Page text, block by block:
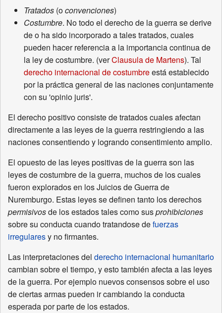
Tratados (oconvenciones)
Costumbre. No todo el derecho de la guerra se derive
de o ha sido incorporado a tales tratados, cuales
pueden hacer referencia a la importancia continua de
la ley de costumbre. (verClausula de Martens). Tal
derecho internacional de costumbreestá establecido
por la práctica general de las naciones conjuntamente
con su 'opinio juris'.
El derecho positivo consiste de tratados cuales afectan
directamente a las leyes de la guerra restringiendo a las
naciones consentiendo y logrando consentimiento amplio.
El opuesto de las leyes positivas de la guerra son las
leyes de costumbre de la guerra, muchos de los cuales
fueron explorados en los Juicios de Guerra de
Nuremburgo. Estas leyes se definen tanto los derechos
permisivosde los estados tales como susprohibiciones
sobre su conducta cuando tratandose defuerzas
irregularesy no firmantes.
Las interpretaciones del derecho internacional humanitario
cambian sobre el tiempo, y esto también afecta a las leyes
de la guerra. Por ejemplo nuevos consensos sobre el uso
de ciertas armas pueden ir cambiando la conducta
esperada por parte de los estados.